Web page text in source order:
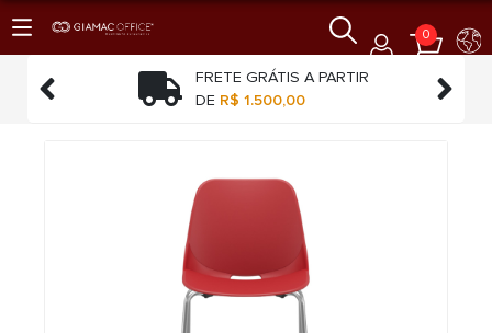
0

FRETE GRÁTIS A PARTIR
DE R$ 1.500,00 